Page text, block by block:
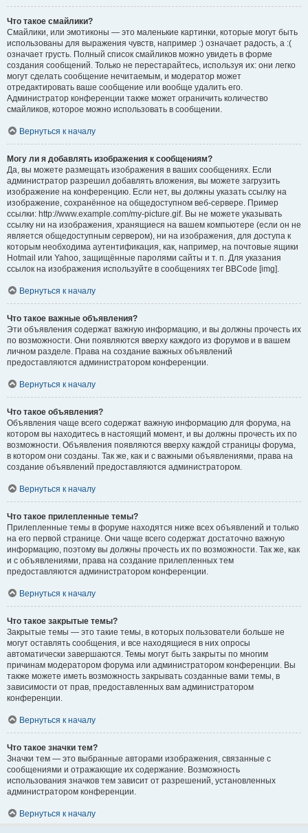
Что такое смайлики?
Смайлики, или эмотиконы — это маленькие картинки, которые могут быть
использованы для выражения чувств, например :) означает радость, а :(
означает грусть. Полный список смайликов можно увидеть в форме
создания сообщений. Только не перестарайтесь, используя их: они легко
могут сделать сообщение нечитаемым, и модератор может
отредактировать ваше сообщение или вообще удалить его.
Администратор конференции также может ограничить количество
смайликов, которое можно использовать в сообщении.
Вернуться к началу
Могу ли я добавлять изображения к сообщениям?
Да, вы можете размещать изображения в ваших сообщениях. Если
администратор разрешил добавлять вложения, вы можете загрузить
изображение на конференцию. Если нет, вы должны указать ссылку на
изображение, сохранённое на общедоступном веб-сервере. Пример
ссылки: http://www.example.com/my-picture.gif. Вы не можете указывать
ссылку ни на изображения, хранящиеся на вашем компьютере (если он не
является общедоступным сервером), ни на изображения, для доступа к
которым необходима аутентификация, как, например, на почтовые ящики
Hotmail или Yahoo, защищённые паролями сайты и т. п. Для указания
ссылок на изображения используйте в сообщениях тег BBCode [img].
Вернуться к началу
Что такое важные объявления?
Эти объявления содержат важную информацию, и вы должны прочесть их
по возможности. Они появляются вверху каждого из форумов и в вашем
личном разделе. Права на создание важных объявлений
предоставляются администратором конференции.
Вернуться к началу
Что такое объявления?
Объявления чаще всего содержат важную информацию для форума, на
котором вы находитесь в настоящий момент, и вы должны прочесть их по
возможности. Объявления появляются вверху каждой страницы форума,
в котором они созданы. Так же, как и с важными объявлениями, права на
создание объявлений предоставляются администратором.
Вернуться к началу
Что такое прилепленные темы?
Прилепленные темы в форуме находятся ниже всех объявлений и только
на его первой странице. Они чаще всего содержат достаточно важную
информацию, поэтому вы должны прочесть их по возможности. Так же, как
и с объявлениями, права на создание прилепленных тем
предоставляются администратором конференции.
Вернуться к началу
Что такое закрытые темы?
Закрытые темы — это такие темы, в которых пользователи больше не
могут оставлять сообщения, и все находящиеся в них опросы
автоматически завершаются. Темы могут быть закрыты по многим
причинам модератором форума или администратором конференции. Вы
также можете иметь возможность закрывать созданные вами темы, в
зависимости от прав, предоставленных вам администратором
конференции.
Вернуться к началу
Что такое значки тем?
Значки тем — это выбранные авторами изображения, связанные с
сообщениями и отражающие их содержание. Возможность
использования значков тем зависит от разрешений, установленных
администратором конференции.
Вернуться к началу